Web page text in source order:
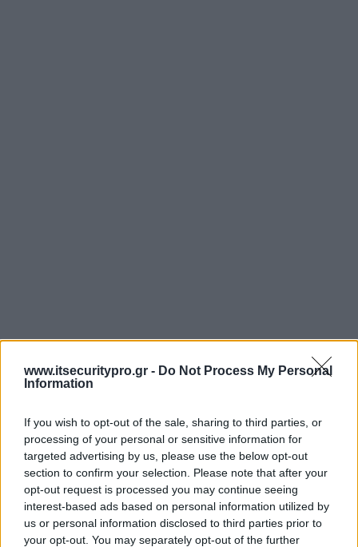
www.itsecuritypro.gr - Do Not Process My Personal
Information
If you wish to opt-out of the sale, sharing to third parties, or
processing of your personal or sensitive information for
targeted advertising by us, please use the below opt-out
section to confirm your selection. Please note that after your
opt-out request is processed you may continue seeing
interest-based ads based on personal information utilized by
us or personal information disclosed to third parties prior to
your opt-out. You may separately opt-out of the further